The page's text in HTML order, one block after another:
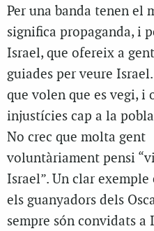
Per una banda tenen el
significa propaganda, i
Israel, que ofereix a
guiades per veure
que volen que es vegi, i
injustícies cap a la
No crec que molta gent
voluntàriament pensi
Israel”. Un clar exemple
els guanyadors dels
sempre són convidats a